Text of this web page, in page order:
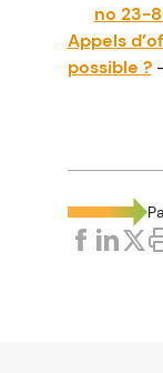
no 23-
Appels
possible ?-